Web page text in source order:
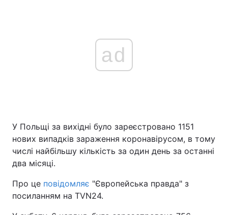
ad
У Польщі за вихідні було зареєстровано 1151
нових випадків зараження коронавірусом, в тому
числі найбільшу кількість за один день за останні
два місяці.
Про це повідомляє "Європейська правда" з
посиланням на TVN24.